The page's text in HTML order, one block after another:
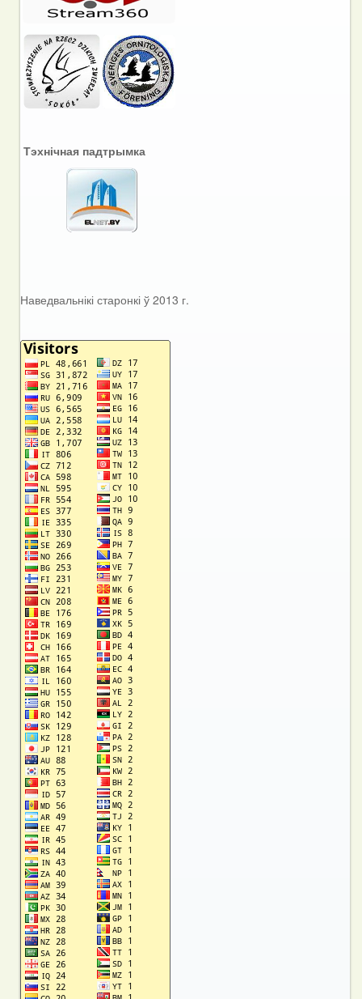
Тэхнічная падтрымка
Наведвальнікі старонкі ў 2013 г.